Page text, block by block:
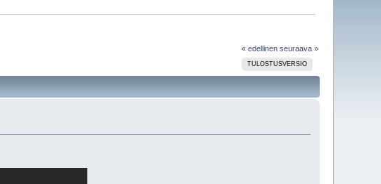
« edellinen seuraava »
TULOSTUSVERSIO